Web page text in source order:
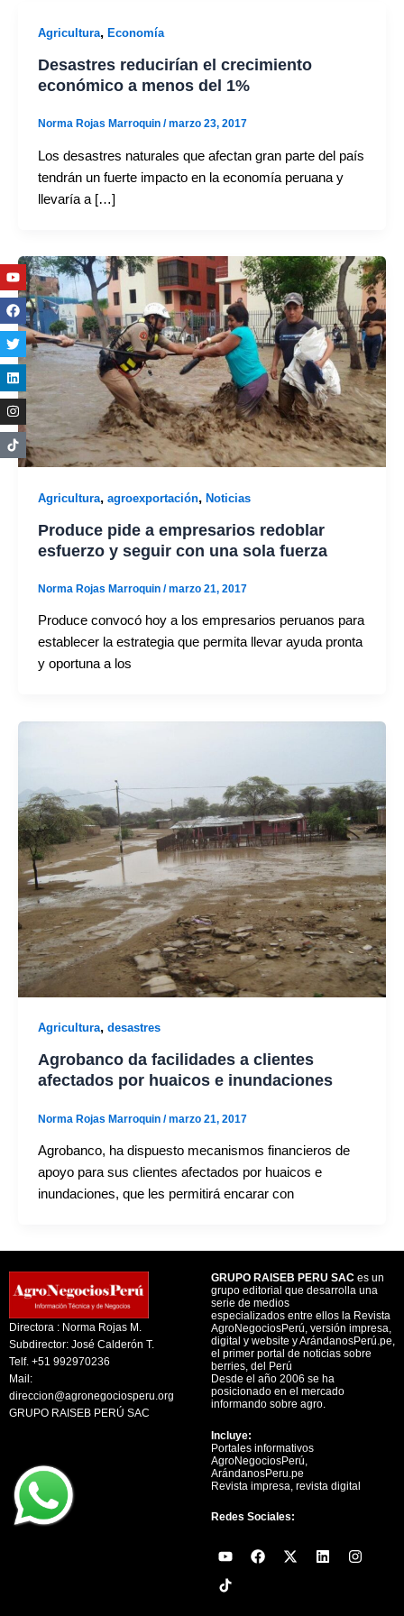
Agricultura, Economía
Desastres reducirían el crecimiento
económico a menos del 1%
Norma Rojas Marroquin /marzo 23, 2017
Los desastres naturales que afectan gran parte del país
tendrán un fuerte impacto en la economía peruana y
llevaría a […]
Agricultura, agroexportación, Noticias
Produce pide a empresarios redoblar
esfuerzo y seguir con una sola fuerza
Norma Rojas Marroquin /marzo 21, 2017
Produce convocó hoy a los empresarios peruanos para
establecer la estrategia que permita llevar ayuda pronta
y oportuna a los
Agricultura, desastres
Agrobanco da facilidades a clientes
afectados por huaicos e inundaciones
Norma Rojas Marroquin /marzo 21, 2017
Agrobanco, ha dispuesto mecanismos financieros de
apoyo para sus clientes afectados por huaicos e
inundaciones, que les permitirá encarar con
Directora : Norma Rojas M.
Subdirector: José Calderón T.
Telf. +51 992970236
Mail:
direccion@agronegociosperu.org
GRUPO RAISEB PERÚ SAC
GRUPO RAISEB PERU SAC es un
grupo editorial que desarrolla una
serie de medios
especializados entre ellos la Revista
AgroNegociosPerú, versión impresa,
digital y website y ArándanosPerú.pe,
el primer portal de noticias sobre
berries, del Perú
Desde el año 2006 se ha
posicionado en el mercado
informando sobre agro.
Incluye:
Portales informativos
AgroNegociosPerú,
ArándanosPeru.pe
Revista impresa, revista digital
Redes Sociales:
Y
o
u
t
F
a
X
-
L
i
I
n
Youtube
Facebook
Twitter
Linkedin
Instagram